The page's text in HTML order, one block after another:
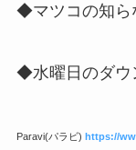
◆マツコの知ら
◆水曜日のダウ
Paravi(パラビ) https://